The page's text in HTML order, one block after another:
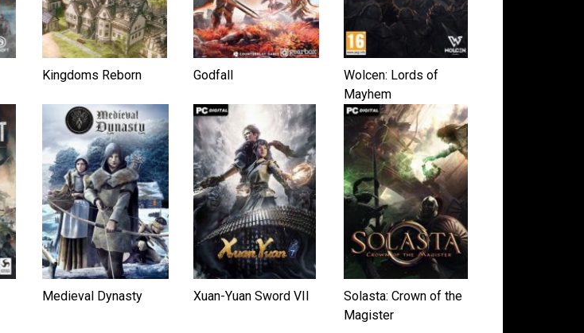
Kingdoms Reborn Godfall
Wolcen: Lords of
Mayhem
Medieval Dynasty Xuan-Yuan Sword VII
Solasta: Crown of the
Magister